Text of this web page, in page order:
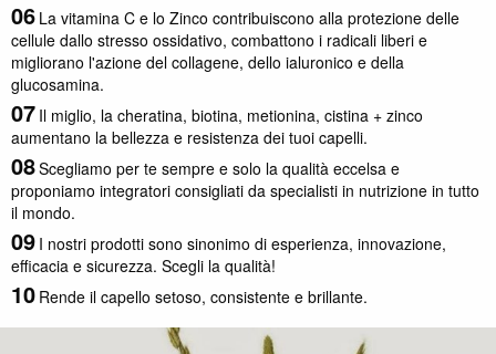
La vitamina C e lo Zinco contribuiscono alla protezione delle
cellule dallo stresso ossidativo, combattono i radicali liberi e
migliorano l'azione del collagene, dello ialuronico e della
glucosamina.
Il miglio, la cheratina, biotina, metionina, cistina + zinco
aumentano la bellezza e resistenza dei tuoi capelli.
Scegliamo per te sempre e solo la qualità eccelsa e
proponiamo integratori consigliati da specialisti in nutrizione in tutto
il mondo.
I nostri prodotti sono sinonimo di esperienza, innovazione,
efficacia e sicurezza. Scegli la qualità!
Rende il capello setoso, consistente e brillante.